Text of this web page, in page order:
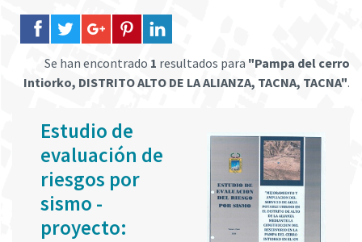
Se han encontrado 1 resultados para "Pampa del cerro
Intiorko, DISTRITO ALTO DE LA ALIANZA, TACNA, TACNA".
Estudio de
evaluación de
riesgos por
sismo -
proyecto: